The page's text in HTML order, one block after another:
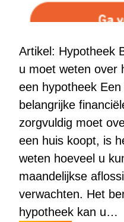
Artikel: Hypotheek
u moet weten over
een hypotheek
belangrijke
zorgvuldig moet
een huis koopt, is
weten hoeveel u
maandelijkse
verwachten. Het
hypotheek kan u…